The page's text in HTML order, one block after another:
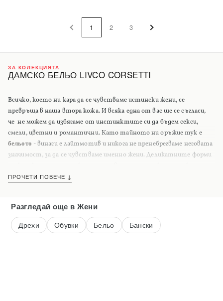
1 2 3
ЗА КОЛЕКЦИЯТА
ДАМСКО БЕЛЬО LIVCO CORSETTI
Всичко, което ни кара да се чувстваме истински жени, се
превръща в наша втора кожа. И всяка една от вас ще се съгласи,
че не можем да избягаме от инстинктите си да бъдем секси,
смели, цветни и романтични. Като тайното ни оръжие тук е
бельото - винаги е лайтмотив и никога не пренебрегваме неговата
значимост, за да се чувстваме именно жени. Деликатните форми
притежава всяка една от нас са вдъхновението ни за тази
недостатък на тялото. В тази категория ще откриете
бельо
от красиви нежни материи - памук, сатен, дантела,
еротично бельо,повдигащи сутиении бикинис класическа кройка,
ПРОЧЕТИ ПОВЕЧЕ ↓
Разгледай още в Жени
Дрехи Обувки Бельо Бански